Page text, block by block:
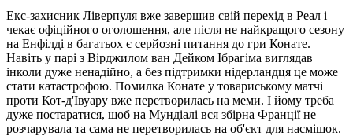
Екс-захисник Ліверпуля вже завершив свій перехід в Реал і
чекає офіційного оголошення, але після не найкращого сезону
на Енфілді в багатьох є серйозні питання до гри Конате.
Навіть у парі з Вірджилом ван Дейком Ібрагіма виглядав
інколи дуже ненадійно, а без підтримки нідерландця це може
стати катастрофою. Помилка Конате у товариському матчі
проти Кот-д'Івуару вже перетворилась на меми. І йому треба
дуже постаратися, щоб на Мундіалі вся збірна Франції не
розчарувала та сама не перетворилась на об'єкт для насмішок.